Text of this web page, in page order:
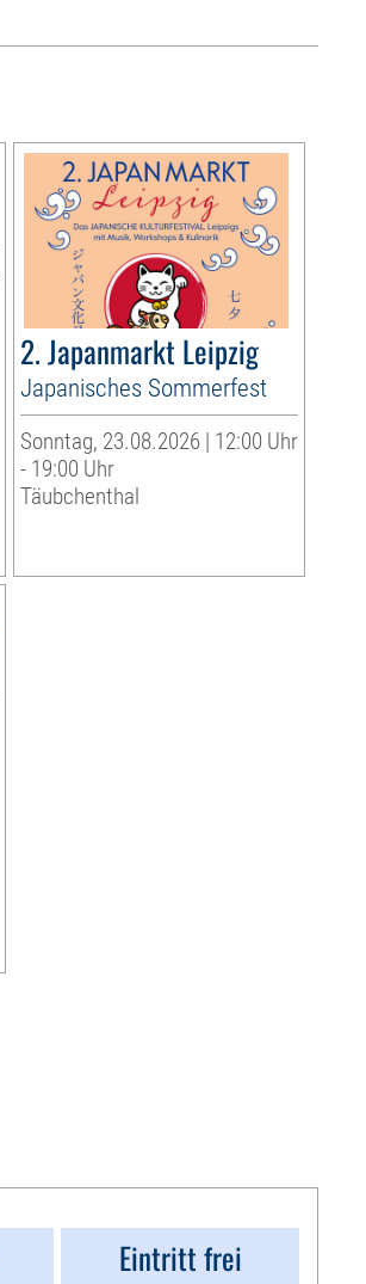
2. Japanmarkt Leipzig
Japanisches Sommerfest
Sonntag, 23.08.2026 | 12:00 Uhr
- 19:00 Uhr
Täubchenthal
Eintritt frei